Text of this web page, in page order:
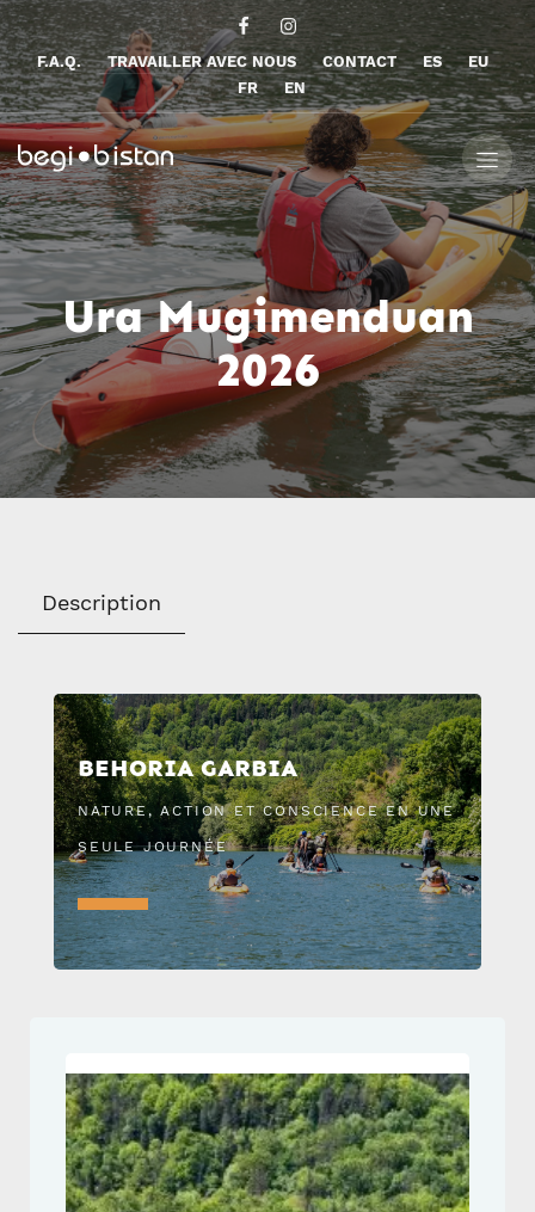
F.A.Q. TRAVAILLER AVEC NOUS CONTACT ES
EU
FR
EN
Ura Mugimenduan
2026
Description
BEHORIA GARBIA
NATURE, ACTION ET CONSCIENCE EN UNE
SEULE JOURNÉE